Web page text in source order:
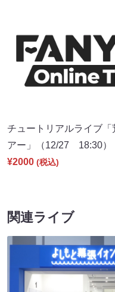
チュートリアルライブ「
アー」（12/27 18:30）
¥2000 (税込)
関連ライブ